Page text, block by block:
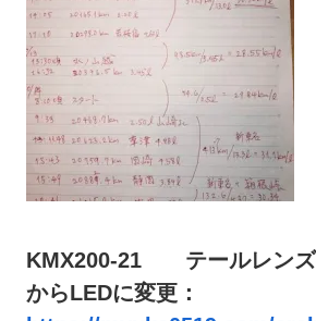
KMX200-21 テールレン
からLEDに変更：